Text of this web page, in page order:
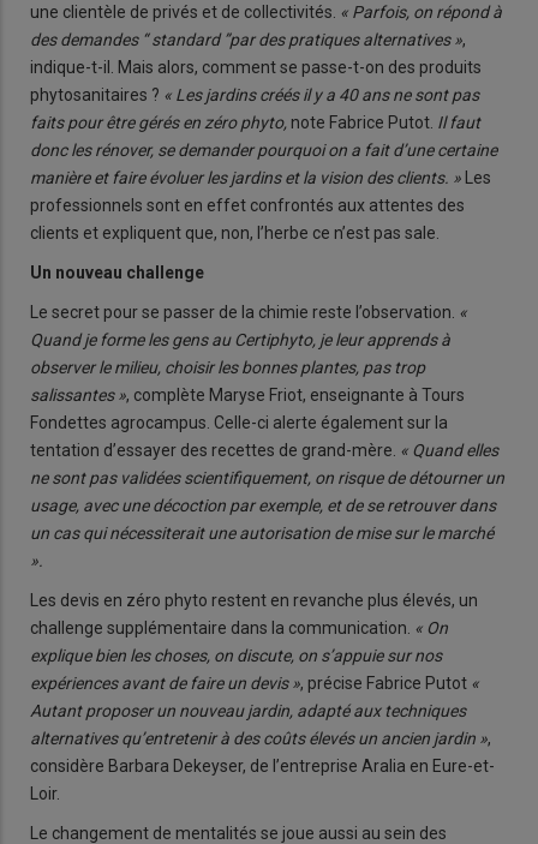
une clientèle de privés et de collectivités. « Parfois, on répond à
des demandes “ standard ”par des pratiques alternatives »,
indique-t-il. Mais alors, comment se passe-t-on des produits
phytosanitaires ? « Les jardins créés il y a 40 ans ne sont pas
faits pour être gérés en zéro phyto, note Fabrice Putot. Il faut
donc les rénover, se demander pourquoi on a fait d’une certaine
manière et faire évoluer les jardins et la vision des clients. »
Les
professionnels sont en effet confrontés aux attentes des
clients et expliquent que, non, l’herbe ce n’est pas sale.
Un nouveau challenge
Le secret pour se passer de la chimie reste l’observation. «
Quand je forme les gens au Certiphyto, je leur apprends à
observer le milieu, choisir les bonnes plantes, pas trop
salissantes », complète Maryse Friot, enseignante à Tours
Fondettes agrocampus. Celle-ci alerte également sur la
tentation d’essayer des recettes de grand-mère. « Quand elles
ne sont pas validées scientifiquement, on risque de détourner un
usage, avec une décoction par exemple, et de se retrouver dans
un cas qui nécessiterait une autorisation de mise sur le marché
».
Les devis en zéro phyto restent en revanche plus élevés, un
challenge supplémentaire dans la communication. « On
explique bien les choses, on discute, on s’appuie sur nos
expériences avant de faire un devis », précise Fabrice Putot «
Autant proposer un nouveau jardin, adapté aux techniques
alternatives qu’entretenir à des coûts élevés un ancien jardin »,
considère Barbara Dekeyser, de l’entreprise Aralia en Eure-et-
Loir.
Le changement de mentalités se joue aussi au sein des